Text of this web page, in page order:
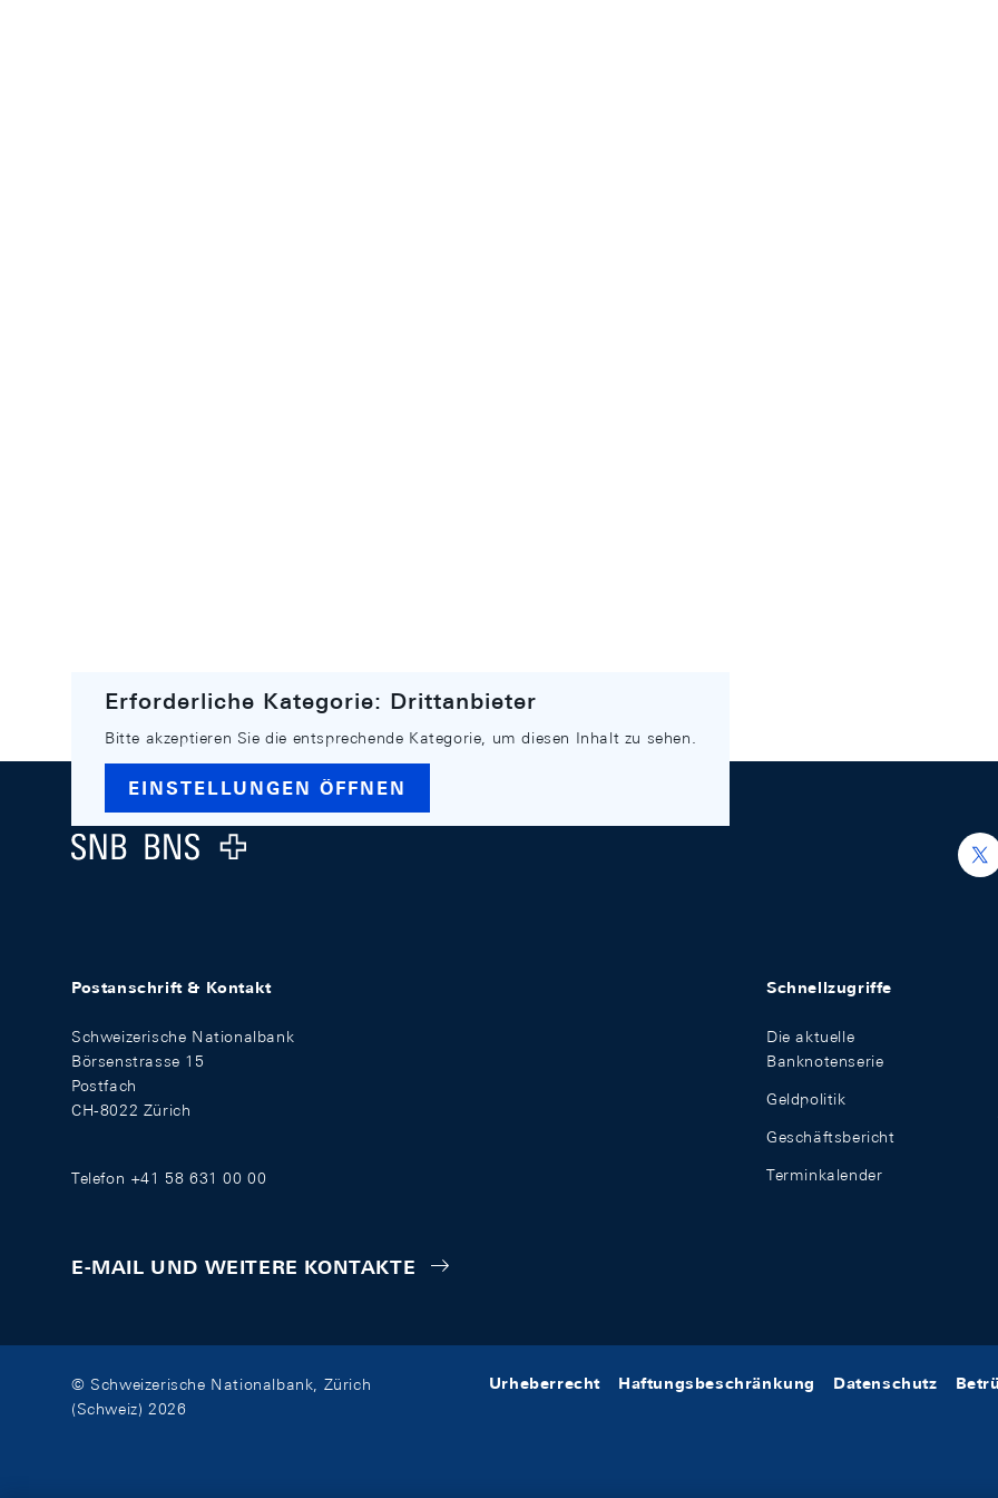
Erforderliche Kategorie: Drittanbieter
Bitte akzeptieren Sie die entsprechende Kategorie, um diesen Inhalt zu sehen.
EINSTELLUNGEN ÖFFNEN
Footer
Logo
Postanschrift & Kontakt
Schweizerische Nationalbank
Börsenstrasse 15
Postfach
CH-8022 Zürich
Telefon +41 58 631 00 00
E-MAIL UND WEITERE KONTAKTE
Schnellzugriffe
Die aktuelle
Banknotenserie
Geldpolitik
Geschäftsbericht
Terminkalender
© Schweizerische Nationalbank, Zürich
(Schweiz) 2026
Urheberrecht Haftungsbeschränkung Datenschutz